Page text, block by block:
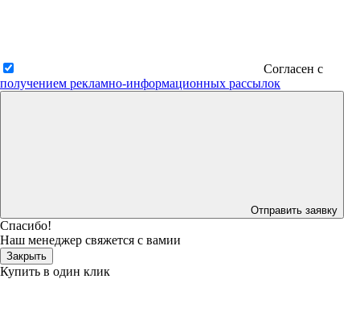
Согласен с
получением рекламно-информационных рассылок
Отправить заявку
Спасибо!
Наш менеджер свяжется с вамии
Закрыть
Купить в один клик